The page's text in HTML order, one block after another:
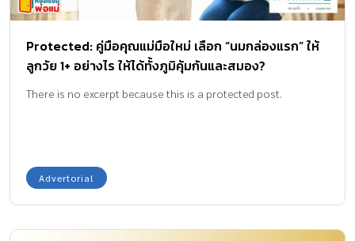
Protected: คู่มือคุณแม่มือใหม่ เลือก “นมกล่องแรก” ให้
ลูกวัย 1+ อย่างไร ให้ได้ทั้งภูมิคุ้มกันและสมอง?
There is no excerpt because this is a protected post.
Advertorial